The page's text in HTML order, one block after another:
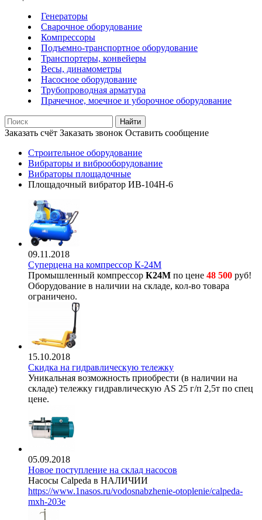
Генераторы
Сварочное оборудование
Компрессоры
Подъемно-транспортное оборудование
Транспортеры, конвейеры
Весы, динамометры
Насосное оборудование
Трубопроводная арматура
Прачечное, моечное и уборочное оборудование
Найти
Заказать счёт Заказать звонок Оставить сообщение
Строительное оборудование
Вибраторы и виброоборудование
Вибраторы площадочные
Площадочный вибратор ИВ-104Н-6
09.11.2018
Суперцена на компрессор К-24М
Промышленный компрессор К24М по цене 48 500 руб!
Оборудование в наличии на складе, кол-во товара
ограничено.
15.10.2018
Скидка на гидравлическую тележку
Уникальная возможность приобрести (в наличии на
складе) тележку гидравлическую AS 25 г/п 2,5т по спец
цене.
05.09.2018
Новое поступление на склад насосов
Насосы Calpeda в НАЛИЧИИ
https://www.1nasos.ru/vodosnabzhenie-otoplenie/calpeda-
mxh-203e